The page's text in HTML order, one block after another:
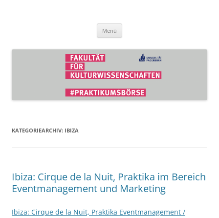
Kulturwissenschaften
Menü
KATEGORIEARCHIV: IBIZA
Ibiza: Cirque de la Nuit, Praktika im Bereich
Eventmanagement und Marketing
Ibiza: Cirque de la Nuit, Praktika Eventmanagement /